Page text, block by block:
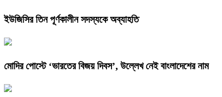
ইউজিসির তিন পূর্ণকালীন সদস্যকে অব্যাহতি
মোদির পোস্টে ‘ভারতের বিজয় দিবস’, উল্লেখ নেই বাংলাদেশের নাম